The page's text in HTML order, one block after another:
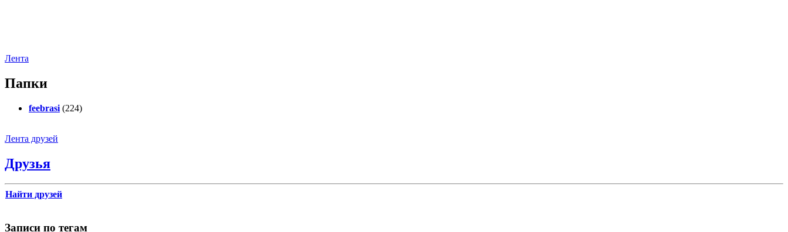
Лента
Папки
feebrasi (224)
Лента друзей
Друзья
Найти друзей
Записи по тегам